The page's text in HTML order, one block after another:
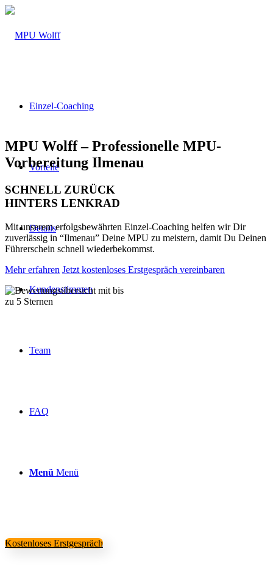
Einzel-Coaching
Vorteile
Details
Kundenstimmen
Team
FAQ
Menü Menü
Kostenloses Erstgespräch
MPU Wolff – Professionelle MPU-
Vorbereitung Ilmenau
SCHNELL ZURÜCK
HINTERS LENKRAD
Mit unserem erfolgsbewährten Einzel-Coaching helfen wir Dir
zuverlässig in “Ilmenau” Deine MPU zu meistern, damit Du Deinen
Führerschein schnell wiederbekommst.
Mehr erfahren Jetzt kostenloses Erstgespräch vereinbaren